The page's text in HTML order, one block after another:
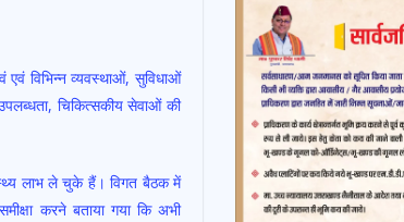
एवं विभिन्न व्यवस्थाओं, सुविधाओं
चिकित्सकीय सेवाओं की
लाभ ले चुके हैं। विगत बैठक में
करने बताया गया कि अभी